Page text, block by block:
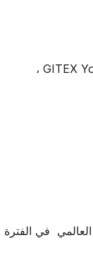
في مركز دبي التجاري العالمي في الفترة